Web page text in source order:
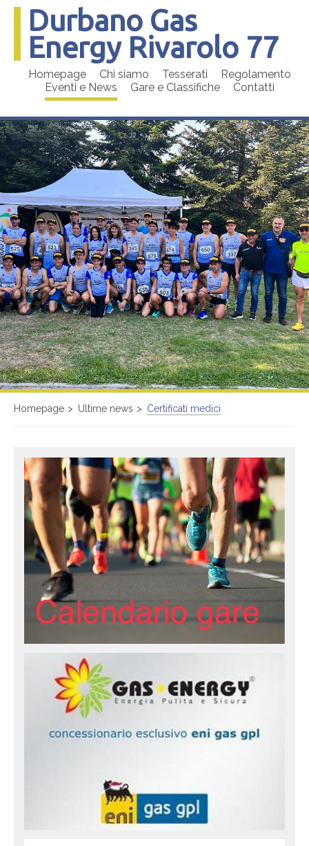
Durbano Gas
Energy Rivarolo 77
Homepage Chi siamo Tesserati
Regolamento
Eventi e News
Gare e Classifiche Contatti
Homepage Ultime news Certificati medici